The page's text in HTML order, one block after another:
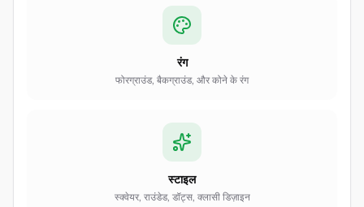
रंग
फोरग्राउंड, बैकग्राउंड, और कोने के रंग
स्टाइल
स्क्वेयर, राउंडेड, डॉट्स, क्लासी डिज़ाइन